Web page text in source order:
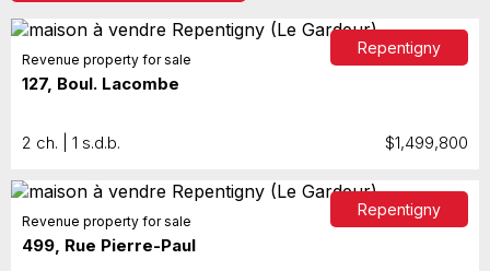
Repentigny
Revenue property for sale
127, Boul. Lacombe
2 ch. | 1 s.d.b. $1,499,800
Repentigny
Revenue property for sale
499, Rue Pierre-Paul